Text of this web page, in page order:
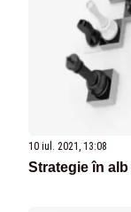
10 iul. 2021, 13:08
Strategie în